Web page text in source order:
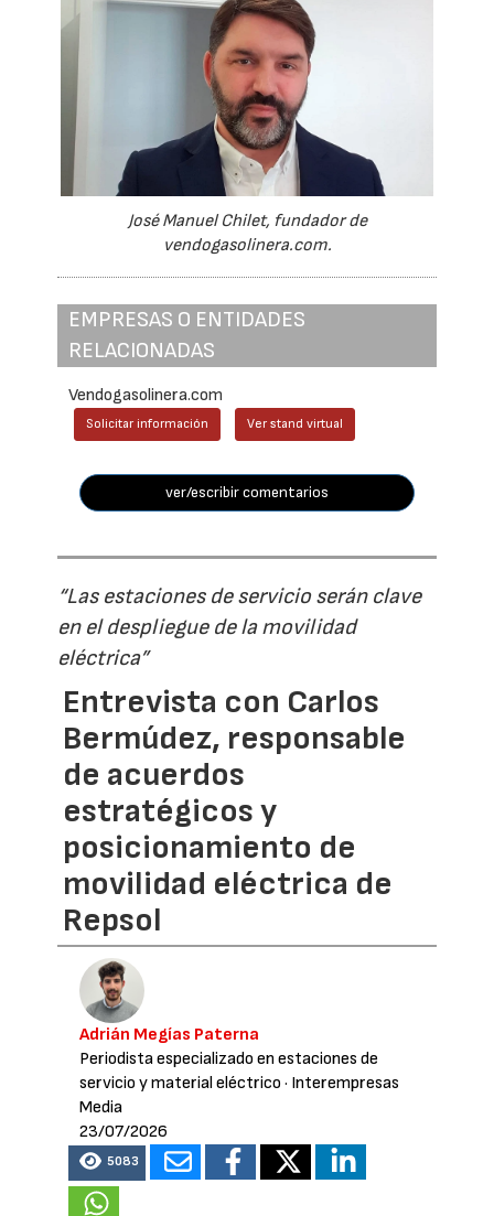
José Manuel Chilet, fundador de
vendogasolinera.com.
EMPRESAS O ENTIDADES
RELACIONADAS
Vendogasolinera.com
Solicitar información Ver stand virtual
ver/escribir comentarios
“Las estaciones de servicio serán clave
en el despliegue de la movilidad
eléctrica”
Entrevista con Carlos
Bermúdez, responsable
de acuerdos
estratégicos y
posicionamiento de
movilidad eléctrica de
Repsol
Adrián Megías Paterna
Periodista especializado en estaciones de
servicio y material eléctrico · Interempresas
Media
23/07/2026
5083